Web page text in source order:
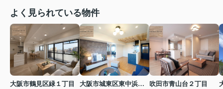
よく見られている物件
大阪市鶴見区緑１丁目
大阪市城東区東中浜６丁目
吹田市青山台２丁目